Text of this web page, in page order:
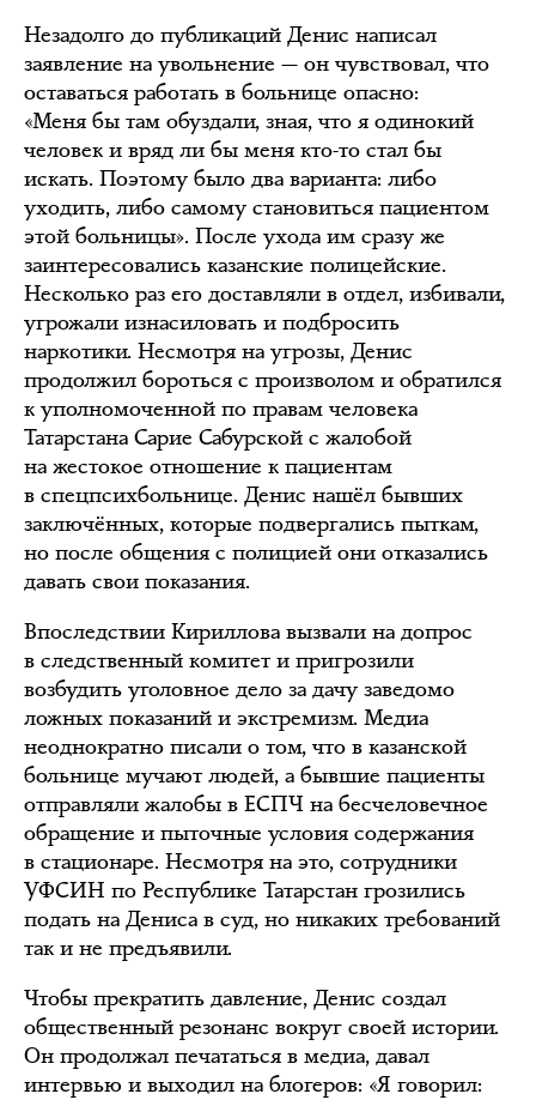
Незадолго до публикаций Денис написал
заявление на увольнение — он чувствовал, что
оставаться работать в больнице опасно:
«Меня бы там обуздали, зная, что я одинокий
человек и вряд ли бы меня кто-то стал бы
искать. Поэтому было два варианта: либо
уходить, либо самому становиться пациентом
этой больницы». После ухода им сразу же
заинтересовались казанские полицейские.
Несколько раз его доставляли в отдел, избивали,
угрожали изнасиловать и подбросить
наркотики. Несмотря на угрозы, Денис
продолжил бороться с произволом и обратился
к уполномоченной по правам человека
Татарстана Сарие Сабурской с жалобой
на жестокое отношение к пациентам
в спецпсихбольнице. Денис нашёл бывших
заключённых, которые подвергались пыткам,
но после общения с полицией они отказались
давать свои показания.
Впоследствии Кириллова вызвали на допрос
в следственный комитет и пригрозили
возбудить уголовное дело за дачу заведомо
ложных показаний и экстремизм. Медиа
неоднократно писали о том, что в казанской
больнице мучают людей, а бывшие пациенты
отправляли жалобы в ЕСПЧ на бесчеловечное
обращение и пыточные условия содержания
в стационаре. Несмотря на это, сотрудники
УФСИН по Республике Татарстан грозились
подать на Дениса в суд, но никаких требований
так и не предъявили.
Чтобы прекратить давление, Денис создал
общественный резонанс вокруг своей истории.
Он продолжал печататься в медиа, давал
интервью и выходил на блогеров: «Я говорил: